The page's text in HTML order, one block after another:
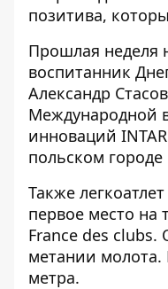
позитива,
Прошлая неделя
воспитанник
Александр
Международной
инноваций
польском городе
Также
первое место на
France des clubs.
метании молота.
метра.